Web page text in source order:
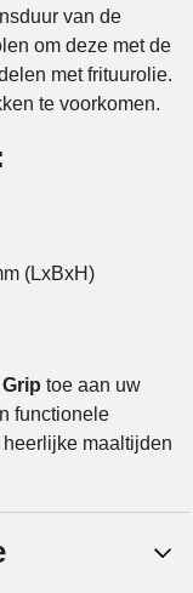
van de
om deze met de
met frituurolie.
te voorkomen.
(LxBxH)
toe aan uw
functionele
maaltijden